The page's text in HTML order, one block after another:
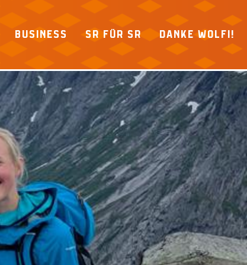
BUSINESS SR FÜR SR DANKE WOLFI!